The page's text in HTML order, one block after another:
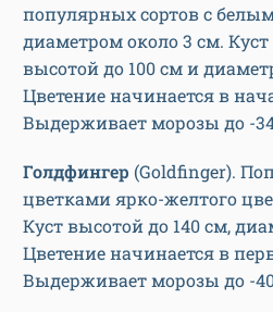
популярных сортов с
диаметром около 3 см.
высотой до 100 см и
Цветение начинается в
Выдерживает морозы до -34
Голдфингер (Goldfinger).
цветками ярко-желтого
Куст высотой до 140 см,
Цветение начинается в
Выдерживает морозы до -40